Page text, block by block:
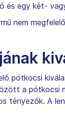
egy két-
nem
pótkocsi
a pótkocsi
tényezők. A